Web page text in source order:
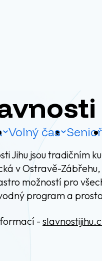
Volný čas
Jihu jsou tradičním
v Ostravě-
možností pro
program a
-